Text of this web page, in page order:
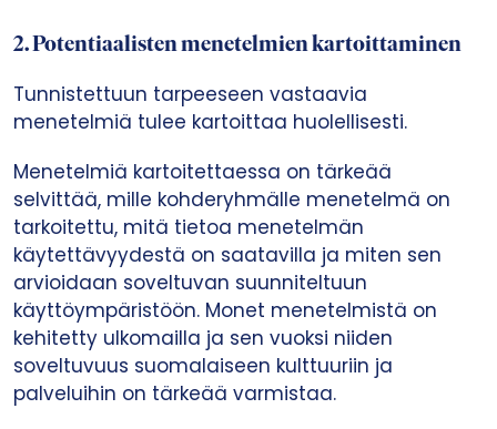
2. Potentiaalisten menetelmien kartoittaminen
Tunnistettuun tarpeeseen vastaavia
menetelmiä tulee kartoittaa huolellisesti.
Menetelmiä kartoitettaessa on tärkeää
selvittää, mille kohderyhmälle menetelmä on
tarkoitettu, mitä tietoa menetelmän
käytettävyydestä on saatavilla ja miten sen
arvioidaan soveltuvan suunniteltuun
käyttöympäristöön. Monet menetelmistä on
kehitetty ulkomailla ja sen vuoksi niiden
soveltuvuus suomalaiseen kulttuuriin ja
palveluihin on tärkeää varmistaa.